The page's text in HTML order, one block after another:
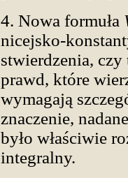
4. Nowa formuła
nicejsko-
stwierdzenia, czy
prawd, które
wymagają
znaczenie,
było właściwie
integralny.